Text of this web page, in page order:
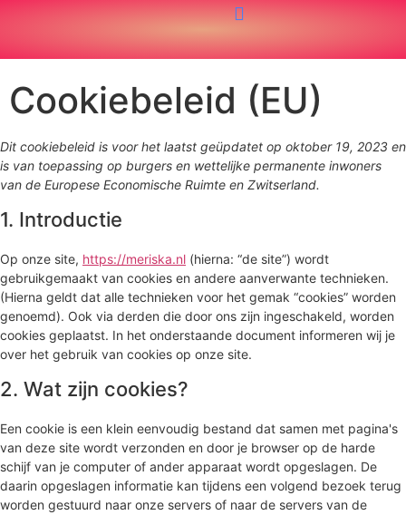
Cookiebeleid (EU)
Dit cookiebeleid is voor het laatst geüpdatet op oktober 19, 2023 en
is van toepassing op burgers en wettelijke permanente inwoners
van de Europese Economische Ruimte en Zwitserland.
1. Introductie
Op onze site, https://meriska.nl (hierna: “de site”) wordt
gebruikgemaakt van cookies en andere aanverwante technieken.
(Hierna geldt dat alle technieken voor het gemak “cookies” worden
genoemd). Ook via derden die door ons zijn ingeschakeld, worden
cookies geplaatst. In het onderstaande document informeren wij je
over het gebruik van cookies op onze site.
2. Wat zijn cookies?
Een cookie is een klein eenvoudig bestand dat samen met pagina's
van deze site wordt verzonden en door je browser op de harde
schijf van je computer of ander apparaat wordt opgeslagen. De
daarin opgeslagen informatie kan tijdens een volgend bezoek terug
worden gestuurd naar onze servers of naar de servers van de